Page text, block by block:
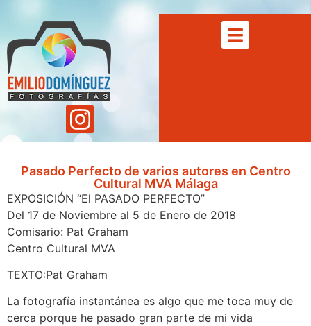
Pasado Perfecto de varios autores en Centro
Cultural MVA Málaga
EXPOSICIÓN “El PASADO PERFECTO”
Del 17 de Noviembre al 5 de Enero de 2018
Comisario: Pat Graham
Centro Cultural MVA
TEXTO:Pat Graham
La fotografía instantánea es algo que me toca muy de
cerca porque he pasado gran parte de mi vida